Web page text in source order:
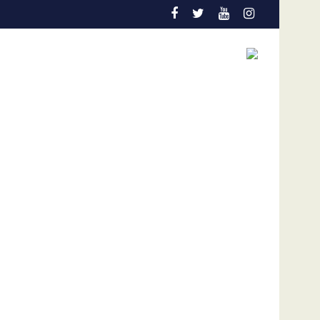
en La Guaira, según gobernador de la entidad
Países de América condenan plan de los Ortega de